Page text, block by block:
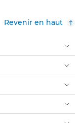
Revenir en haut